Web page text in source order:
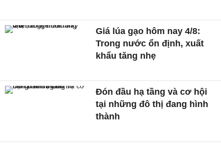
Giá lúa gạo hôm nay 4/8:
Trong nước ổn định, xuất
khẩu tăng nhẹ
Đón đầu hạ tầng và cơ hội
tại những đô thị đang hình
thành